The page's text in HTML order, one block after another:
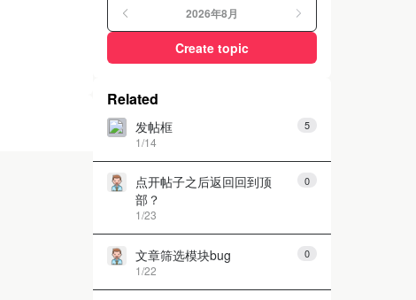
2026年8月
Create topic
Related
发帖框 5
1/14
点开帖子之后返回回到顶
部？
0
1/23
文章筛选模块bug 0
1/22